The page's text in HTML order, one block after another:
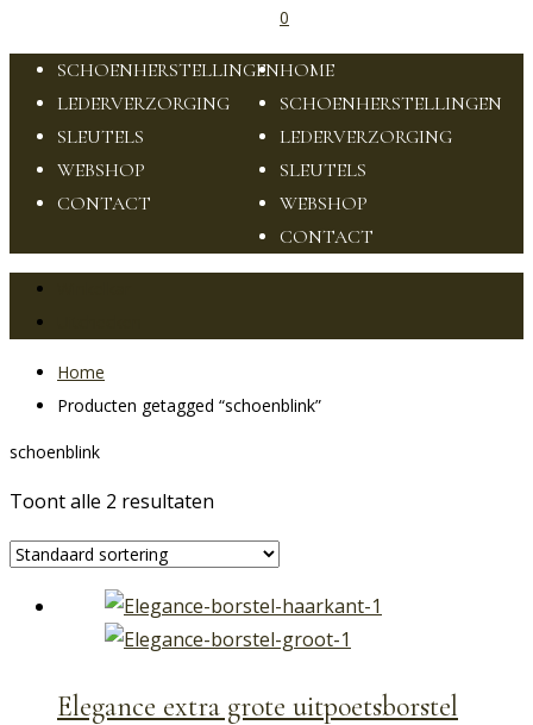
SCHOENHERSTELLINGEN
LEDERVERZORGING
SLEUTELS
WEBSHOP
CONTACT
0
HOME
SCHOENHERSTELLINGEN
LEDERVERZORGING
SLEUTELS
WEBSHOP
CONTACT
Home
Producten getagged “schoenblink”
schoenblink
Toont alle 2 resultaten
Elegance extra grote uitpoetsborstel